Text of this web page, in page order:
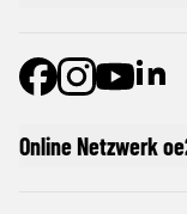
Online Netzwerk